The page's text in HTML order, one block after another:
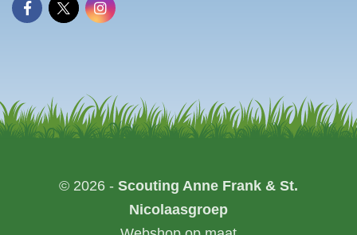
© 2026 - Scouting Anne Frank & St.
Nicolaasgroep